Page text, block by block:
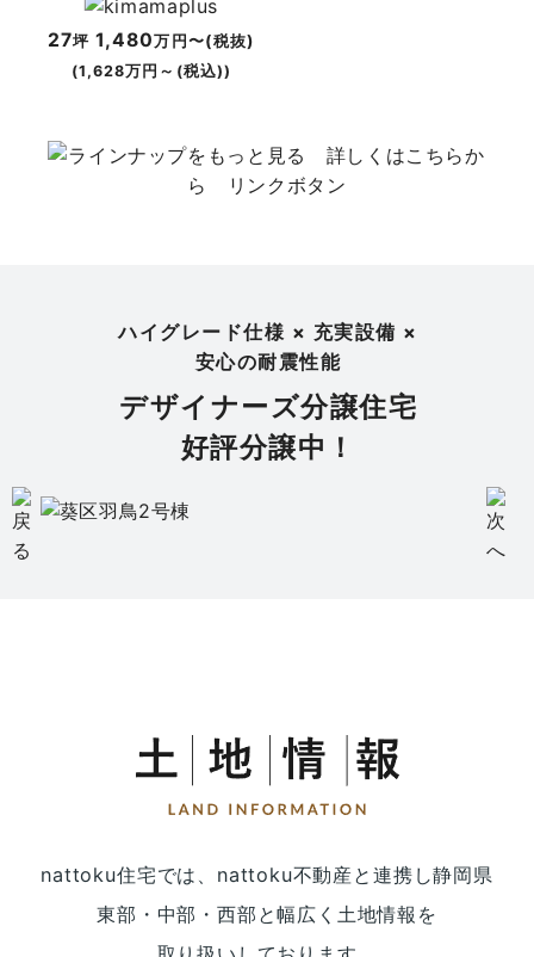
27坪1,480万円〜(税抜)
(1,628万円～(税込))
ハイグレード仕様 × 充実設備 ×
安心の耐震性能
デザイナーズ分譲住宅
好評分譲中！